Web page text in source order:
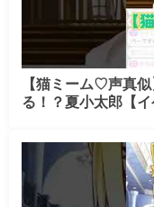
【猫ミーム♡声真
る！？夏小太郎【